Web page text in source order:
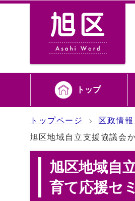
トップ
トップページ 区政情
旭区地域自立支援協議会
旭区地域自
育て応援セ